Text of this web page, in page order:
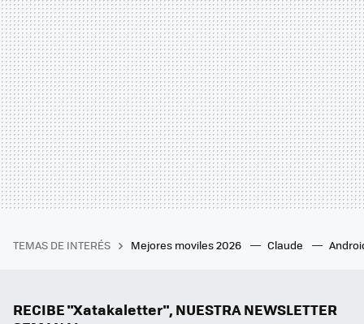
TEMAS DE INTERÉS Mejores moviles 2026 Claude
RECIBE "Xatakaletter", NUESTRA NEWSLETTER